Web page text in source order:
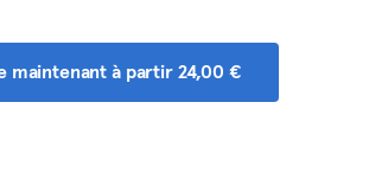
maintenant à partir 24,00 €